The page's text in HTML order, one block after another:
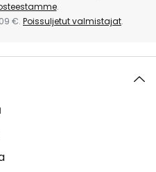
.
€. Poissuljetut valmistajat.